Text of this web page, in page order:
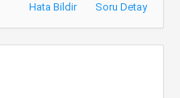
Hata Bildir Soru Detay